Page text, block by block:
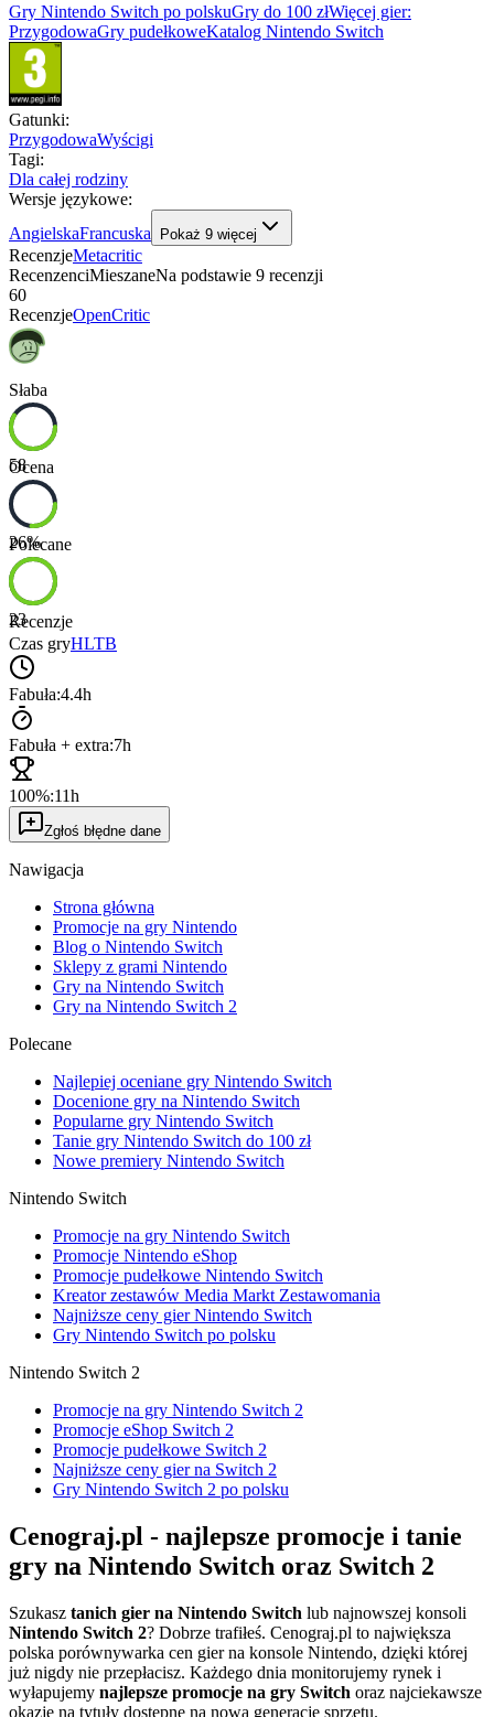
Gry Nintendo Switch po polskuGry do 100 złWięcej gier:
PrzygodowaGry pudełkoweKatalog Nintendo Switch
Gatunki:
PrzygodowaWyścigi
Tagi:
Dla całej rodziny
Wersje językowe:
AngielskaFrancuska Pokaż 9 więcej
RecenzjeMetacritic
RecenzenciMieszaneNa podstawie 9 recenzji
60
RecenzjeOpenCritic
Słaba
58
Ocena
26%
Polecane
23
Recenzje
Czas gryHLTB
Fabuła:4.4h
Fabuła + extra:7h
100%:11h
Zgłoś błędne dane
Nawigacja
Strona główna
Promocje na gry Nintendo
Blog o Nintendo Switch
Sklepy z grami Nintendo
Gry na Nintendo Switch
Gry na Nintendo Switch 2
Polecane
Najlepiej oceniane gry Nintendo Switch
Docenione gry na Nintendo Switch
Popularne gry Nintendo Switch
Tanie gry Nintendo Switch do 100 zł
Nowe premiery Nintendo Switch
Nintendo Switch
Promocje na gry Nintendo Switch
Promocje Nintendo eShop
Promocje pudełkowe Nintendo Switch
Kreator zestawów Media Markt Zestawomania
Najniższe ceny gier Nintendo Switch
Gry Nintendo Switch po polsku
Nintendo Switch 2
Promocje na gry Nintendo Switch 2
Promocje eShop Switch 2
Promocje pudełkowe Switch 2
Najniższe ceny gier na Switch 2
Gry Nintendo Switch 2 po polsku
Cenograj.pl - najlepsze promocje i tanie
gry na Nintendo Switch oraz Switch 2
Szukasz tanich gier na Nintendo Switch lub najnowszej konsoli
Nintendo Switch 2? Dobrze trafiłeś. Cenograj.pl to największa
polska porównywarka cen gier na konsole Nintendo, dzięki której
już nigdy nie przepłacisz. Każdego dnia monitorujemy rynek i
wyłapujemy najlepsze promocje na gry Switch oraz najciekawsze
okazje na tytuły dostępne na nową generację sprzętu.